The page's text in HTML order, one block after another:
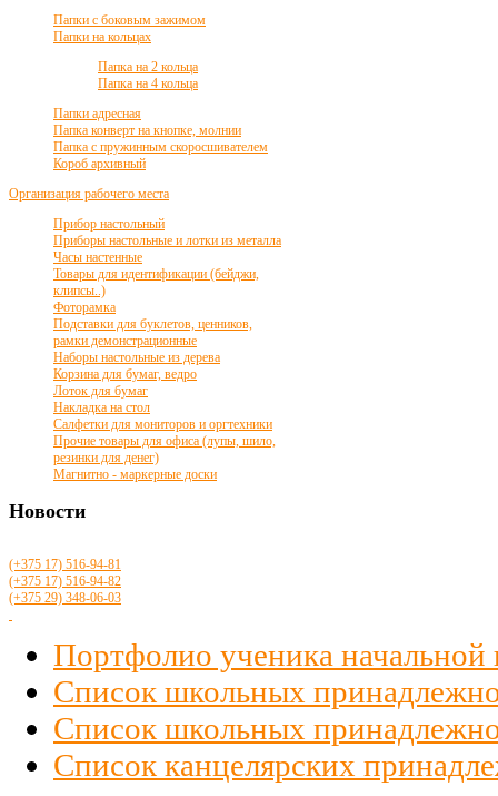
Папки с боковым зажимом
Папки на кольцах
Папка на 2 кольца
Папка на 4 кольца
Папки адресная
Папка конверт на кнопке, молнии
Папка с пружинным скоросшивателем
Короб архивный
Организация рабочего места
Прибор настольный
Приборы настольные и лотки из металла
Часы настенные
Товары для идентификации (бейджи,
клипсы..)
Фоторамка
Подставки для буклетов, ценников,
рамки демонстрационные
Наборы настольные из дерева
Корзина для бумаг, ведро
Лоток для бумаг
Накладка на стол
Салфетки для мониторов и оргтехники
Прочие товары для офиса (лупы, шило,
резинки для денег)
Магнитно - маркерные доски
Новости
(+375 17) 516-94-81
(+375 17) 516-94-82
(+375 29) 348-06-03
Портфолио ученика
Список школьных
Список школьных
Список канцелярских